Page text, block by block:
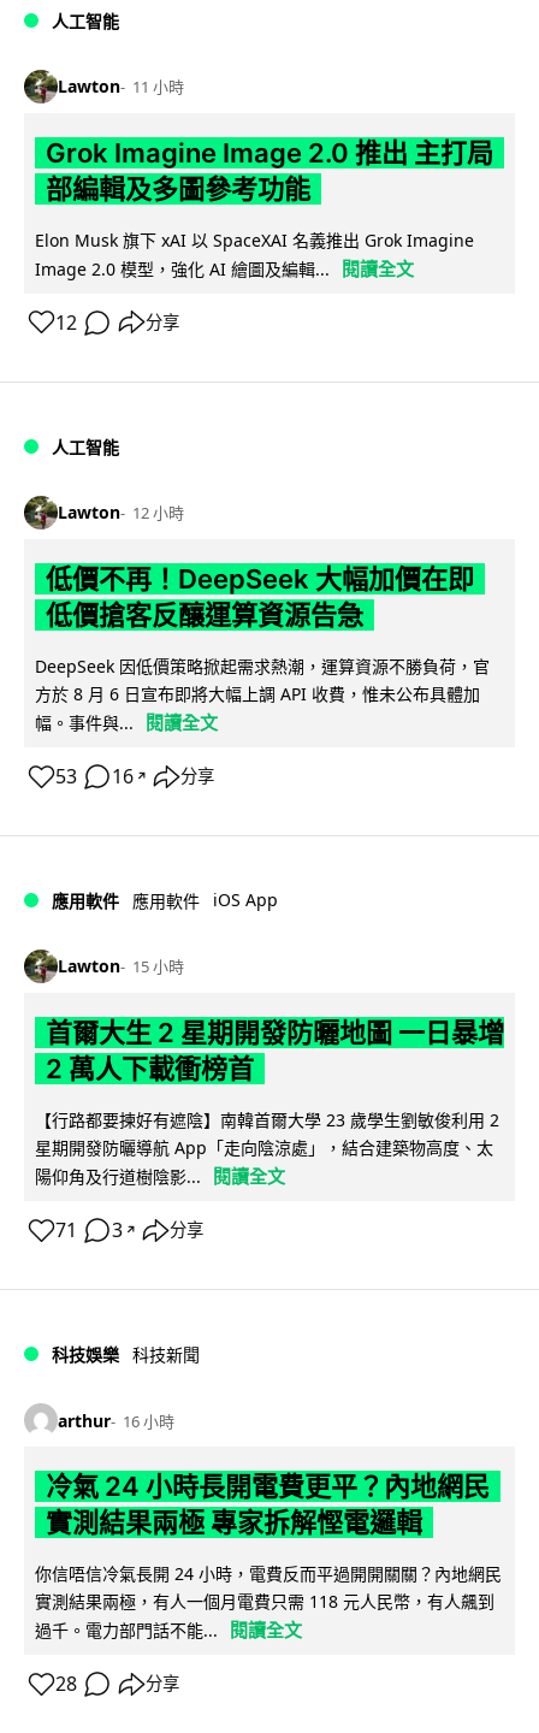
人工智能
Lawton 11 小時
Grok Imagine Image 2.0 推出 主打局
部編輯及多圖參考功能
Elon Musk 旗下 xAI 以 SpaceXAI 名義推出 Grok Imagine
Image 2.0 模型，強化 AI 繪圖及編輯...
閱讀全文
12 分享
人工智能
Lawton 12 小時
低價不再！DeepSeek 大幅加價在即
低價搶客反釀運算資源告急
DeepSeek 因低價策略掀起需求熱潮，運算資源不勝負荷，官
方於 8 月 6 日宣布即將大幅上調 API 收費，惟未公布具體加
幅。事件與...
閱讀全文
53 16 ↗ 分享
應用軟件 應用軟件 iOS App
Lawton 15 小時
首爾大生 2 星期開發防曬地圖 一日暴增
2 萬人下載衝榜首
【行路都要揀好有遮陰】南韓首爾大學 23 歲學生劉敏俊利用 2
星期開發防曬導航 App「走向陰涼處」，結合建築物高度、太
陽仰角及行道樹陰影...
閱讀全文
71 3 ↗ 分享
科技娛樂 科技新聞
arthur 16 小時
冷氣 24 小時長開電費更平？內地網民
實測結果兩極 專家拆解慳電邏輯
你信唔信冷氣長開 24 小時，電費反而平過開開關關？內地網民
實測結果兩極，有人一個月電費只需 118 元人民幣，有人飆到
過千。電力部門話不能...
閱讀全文
28 分享